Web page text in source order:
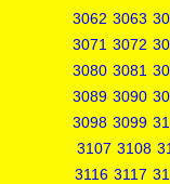
3062 3063
3071 3072
3080 3081
3089 3090
3098 3099
3107 3108
3116 3117